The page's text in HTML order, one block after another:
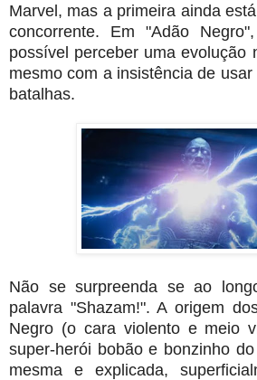
Marvel, mas a primeira ainda
concorrente. Em "Adão
possível perceber uma evolução
mesmo com a insistência de
batalhas.
Não se surpreenda se ao
palavra "Shazam!". A origem
Negro (o cara violento e meio
super-herói bobão e bonzinho
mesma e explicada,